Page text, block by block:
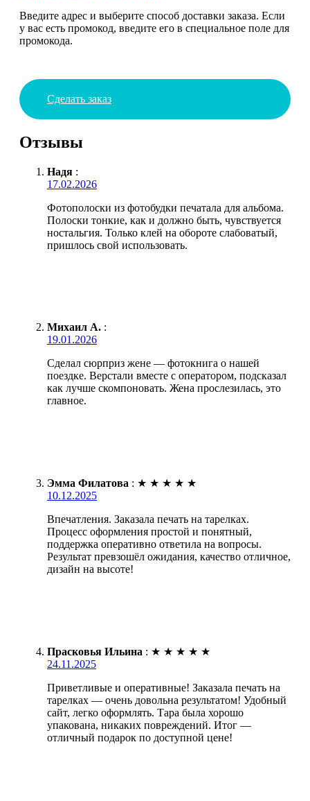
Введите адрес и выберите способ доставки заказа. Если
у вас есть промокод, введите его в специальное поле для
промокода.
Сделать заказ
Отзывы
Надя :
17.02.2026
Фотополоски из фотобудки печатала для альбома.
Полоски тонкие, как и должно быть, чувствуется
ностальгия. Только клей на обороте слабоватый,
пришлось свой использовать.
Михаил А. :
19.01.2026
Сделал сюрприз жене — фотокнига о нашей
поездке. Верстали вместе с оператором, подсказал
как лучше скомпоновать. Жена прослезилась, это
главное.
Эмма Филатова : ★ ★ ★ ★ ★
10.12.2025
Впечатления. Заказала печать на тарелках.
Процесс оформления простой и понятный,
поддержка оперативно ответила на вопросы.
Результат превзошёл ожидания, качество отличное,
дизайн на высоте!
Прасковья Ильина : ★ ★ ★ ★ ★
24.11.2025
Приветливые и оперативные! Заказала печать на
тарелках — очень довольна результатом! Удобный
сайт, легко оформлять. Тара была хорошо
упакована, никаких повреждений. Итог —
отличный подарок по доступной цене!